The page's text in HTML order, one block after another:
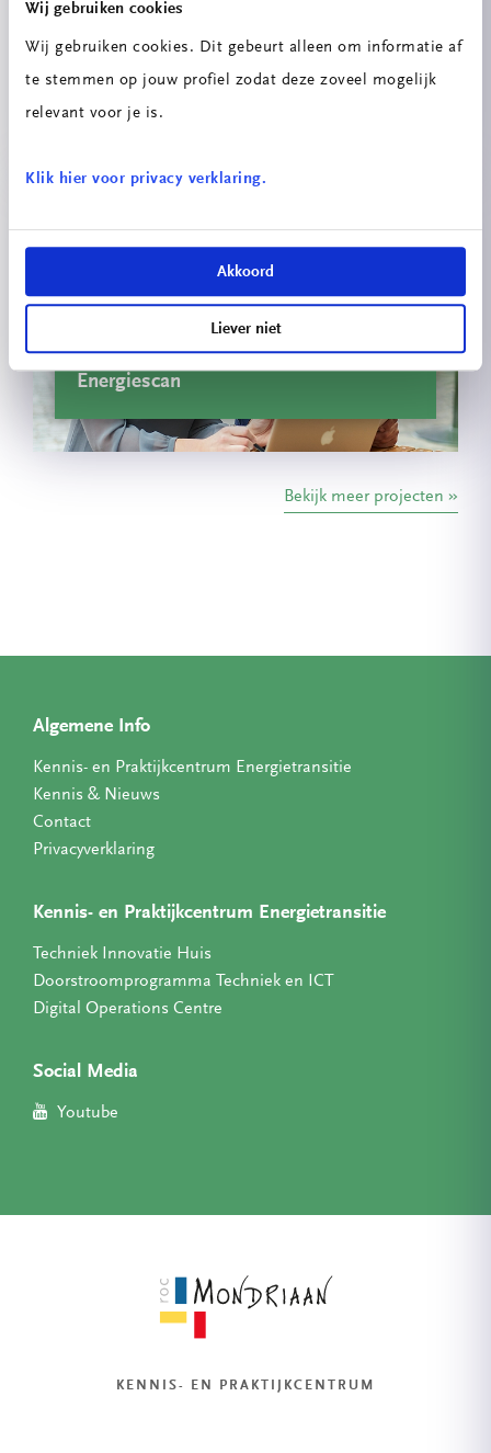
Wij gebruiken cookies
Wij gebruiken cookies. Dit gebeurt alleen om informatie af
te stemmen op jouw profiel zodat deze zoveel mogelijk
relevant voor je is.
Klik hier voor privacy verklaring.
Akkoord
Liever niet
Innovatieprojecten School voor
Technologie & Engineering
Energiescan
Bekijk meer projecten
Algemene Info
Kennis- en Praktijkcentrum Energietransitie
Kennis & Nieuws
Contact
Privacyverklaring
Kennis- en Praktijkcentrum Energietransitie
Techniek Innovatie Huis
Doorstroomprogramma Techniek en ICT
Digital Operations Centre
Social Media
Youtube
KENNIS- EN PRAKTIJKCENTRUM